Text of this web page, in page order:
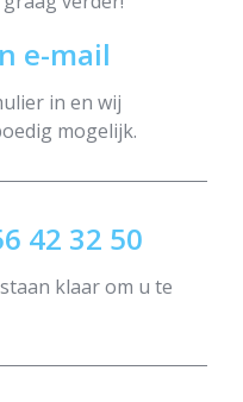
e-mail
in en wij
mogelijk.
42 32 50
klaar om u te